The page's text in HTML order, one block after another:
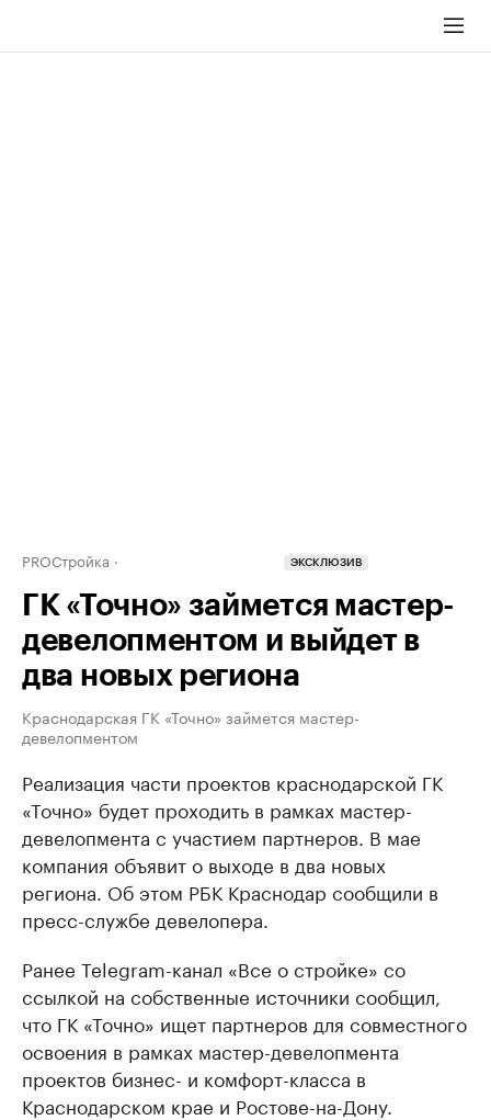
PROСтройка ЭКСКЛЮЗИВ
ГК «Точно» займется мастер-
девелопментом и выйдет в
два новых региона
Краснодарская ГК «Точно» займется мастер-
девелопментом
Реализация части проектов краснодарской ГК
«Точно» будет проходить в рамках мастер-
девелопмента с участием партнеров. В мае
компания объявит о выходе в два новых
региона. Об этом РБК Краснодар сообщили в
пресс-службе девелопера.
Ранее Telegram-канал «Все о стройке» со
ссылкой на собственные источники сообщил,
что ГК «Точно» ищет партнеров для совместного
освоения в рамках мастер-девелопмента
проектов бизнес- и комфорт-класса в
Краснодарском крае и Ростове-на-Дону.